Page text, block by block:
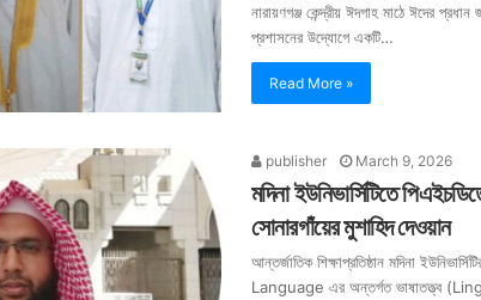
নারায়ণগঞ্জ কেন্দ্রীয় ঈদগাহ মাঠে ঈদের
প্রশাসনের উদ্যোগে একটি…
Read More »
publisher March 9, 2026
মদিনা ইউনিভার্সিটিতে
সোনারগাঁয়ের মুশাহিদ দেওয়ান
আন্তর্জাতিক শিক্ষাপ্রতিষ্ঠান মদিনা
Language এর অন্তর্গত ভাষাতত্ত্ব